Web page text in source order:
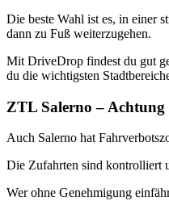
Die beste Wahl ist es, in einer
dann zu Fuß weiterzugehen.
Mit DriveDrop findest du gut
du die wichtigsten
ZTL Salerno – Achtung
Auch Salerno hat
Die Zufahrten sind kontrolliert
Wer ohne Genehmigung